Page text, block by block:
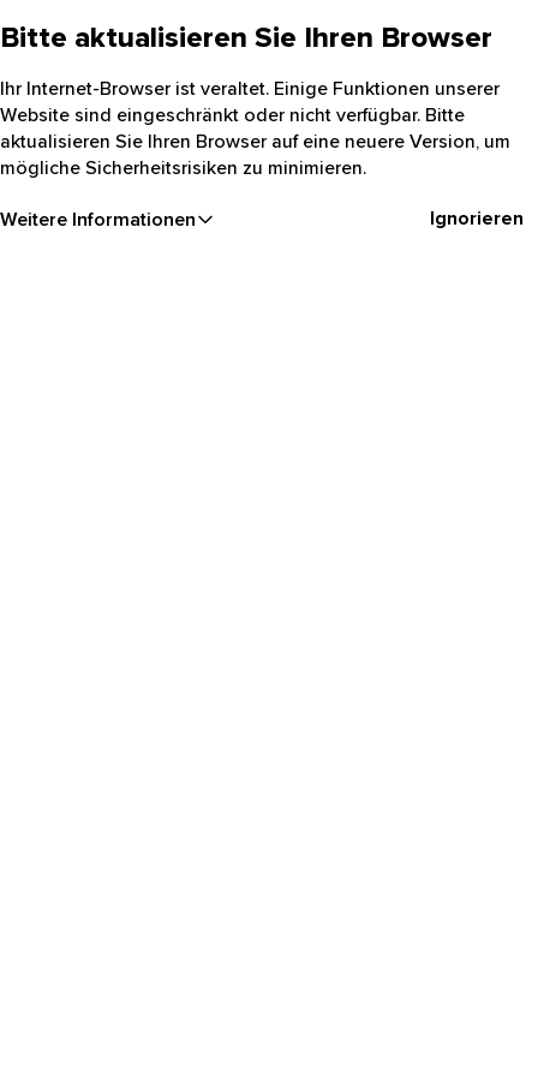
Bitte aktualisieren Sie Ihren Browser
Ihr Internet-Browser ist veraltet. Einige Funktionen unserer
Website sind eingeschränkt oder nicht verfügbar. Bitte
aktualisieren Sie Ihren Browser auf eine neuere Version, um
mögliche Sicherheitsrisiken zu minimieren.
Weitere Informationen Ignorieren